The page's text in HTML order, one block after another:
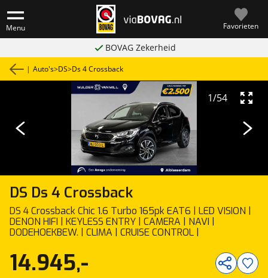
Menu Favorieten
BOVAG Zekerheid
| Auto's>DS>Ds 4 Crossback
DS Ds 4 Crossback
DS 4 Crossback Chic 1.6 Turbo 165pk EAT6 | LED VISION |
DENON HIFI | KEYLESS ENTRY | CAMERA | NAVI |
DODEHOEKBEW. | CLIMA | CRUISE CONTROL |
1/54
14.945,-